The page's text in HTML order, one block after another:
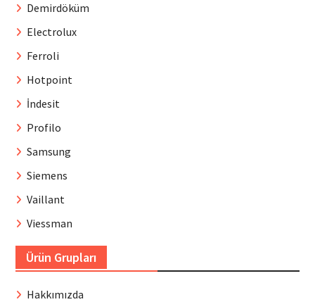
Demirdöküm
Electrolux
Ferroli
Hotpoint
İndesit
Profilo
Samsung
Siemens
Vaillant
Viessman
Ürün Grupları
Hakkımızda